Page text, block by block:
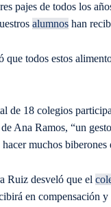
pajes de todos los
alumnos han
que todos estos
de 18 colegios
Ana Ramos, “un
hacer muchos
Ruiz desveló que el
en compensación